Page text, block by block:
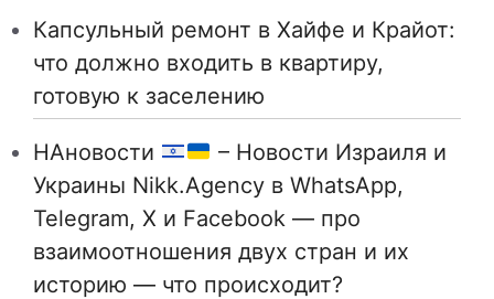
Капсульный ремонт в Хайфе и Крайот:
что должно входить в квартиру,
готовую к заселению
НАновости
– Новости Израиля и
Украины Nikk.Agency в WhatsApp,
Telegram, X и Facebook — про
взаимоотношения двух стран и их
историю — что происходит?